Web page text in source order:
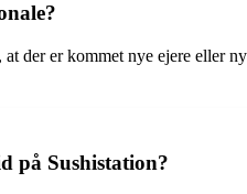
der er kommet nye ejere eller
på Sushistation?